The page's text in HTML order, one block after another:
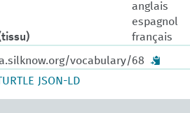
anglais
espagnol
français
vocabulary/68
JSON-LD